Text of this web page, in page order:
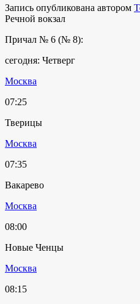
Запись опубликована автором
Речной вокзал
Причал № 6 (№ 8):
сегодня: Четверг
Москва
07:25
Тверицы
Москва
07:35
Вакарево
Москва
08:00
Новые Ченцы
Москва
08:15